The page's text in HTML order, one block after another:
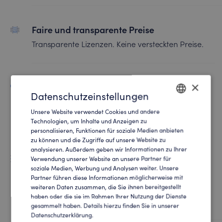
Faire und transparente Preise
Transparente Lizenzen. Keine versteckten Preise.
Keine langen Laufzeiten.
Jederzeit kündbar.
Flexibel und skalierbar
Behalten Sie immer die Kontrolle. Ihre Lizenzen
sind jederzeit anpassbar. SalesViewer® skaliert
mit Ihrem Unternehmenswachstum.
GERMAN
×
Datenschutzeinstellungen
Unsere Website verwendet Cookies und andere
Technologien, um Inhalte und Anzeigen zu
personalisieren, Funktionen für soziale Medien anbieten
zu können und die Zugriffe auf unsere Website zu
analysieren. Außerdem geben wir Informationen zu Ihrer
Verwendung unserer Website an unsere Partner für
soziale Medien, Werbung und Analysen weiter. Unsere
Partner führen diese Informationen möglicherweise mit
weiteren Daten zusammen, die Sie ihnen bereitgestellt
haben oder die sie im Rahmen Ihrer Nutzung der Dienste
gesammelt haben. Details hierzu finden Sie in unserer
Datenschutzerklärung.